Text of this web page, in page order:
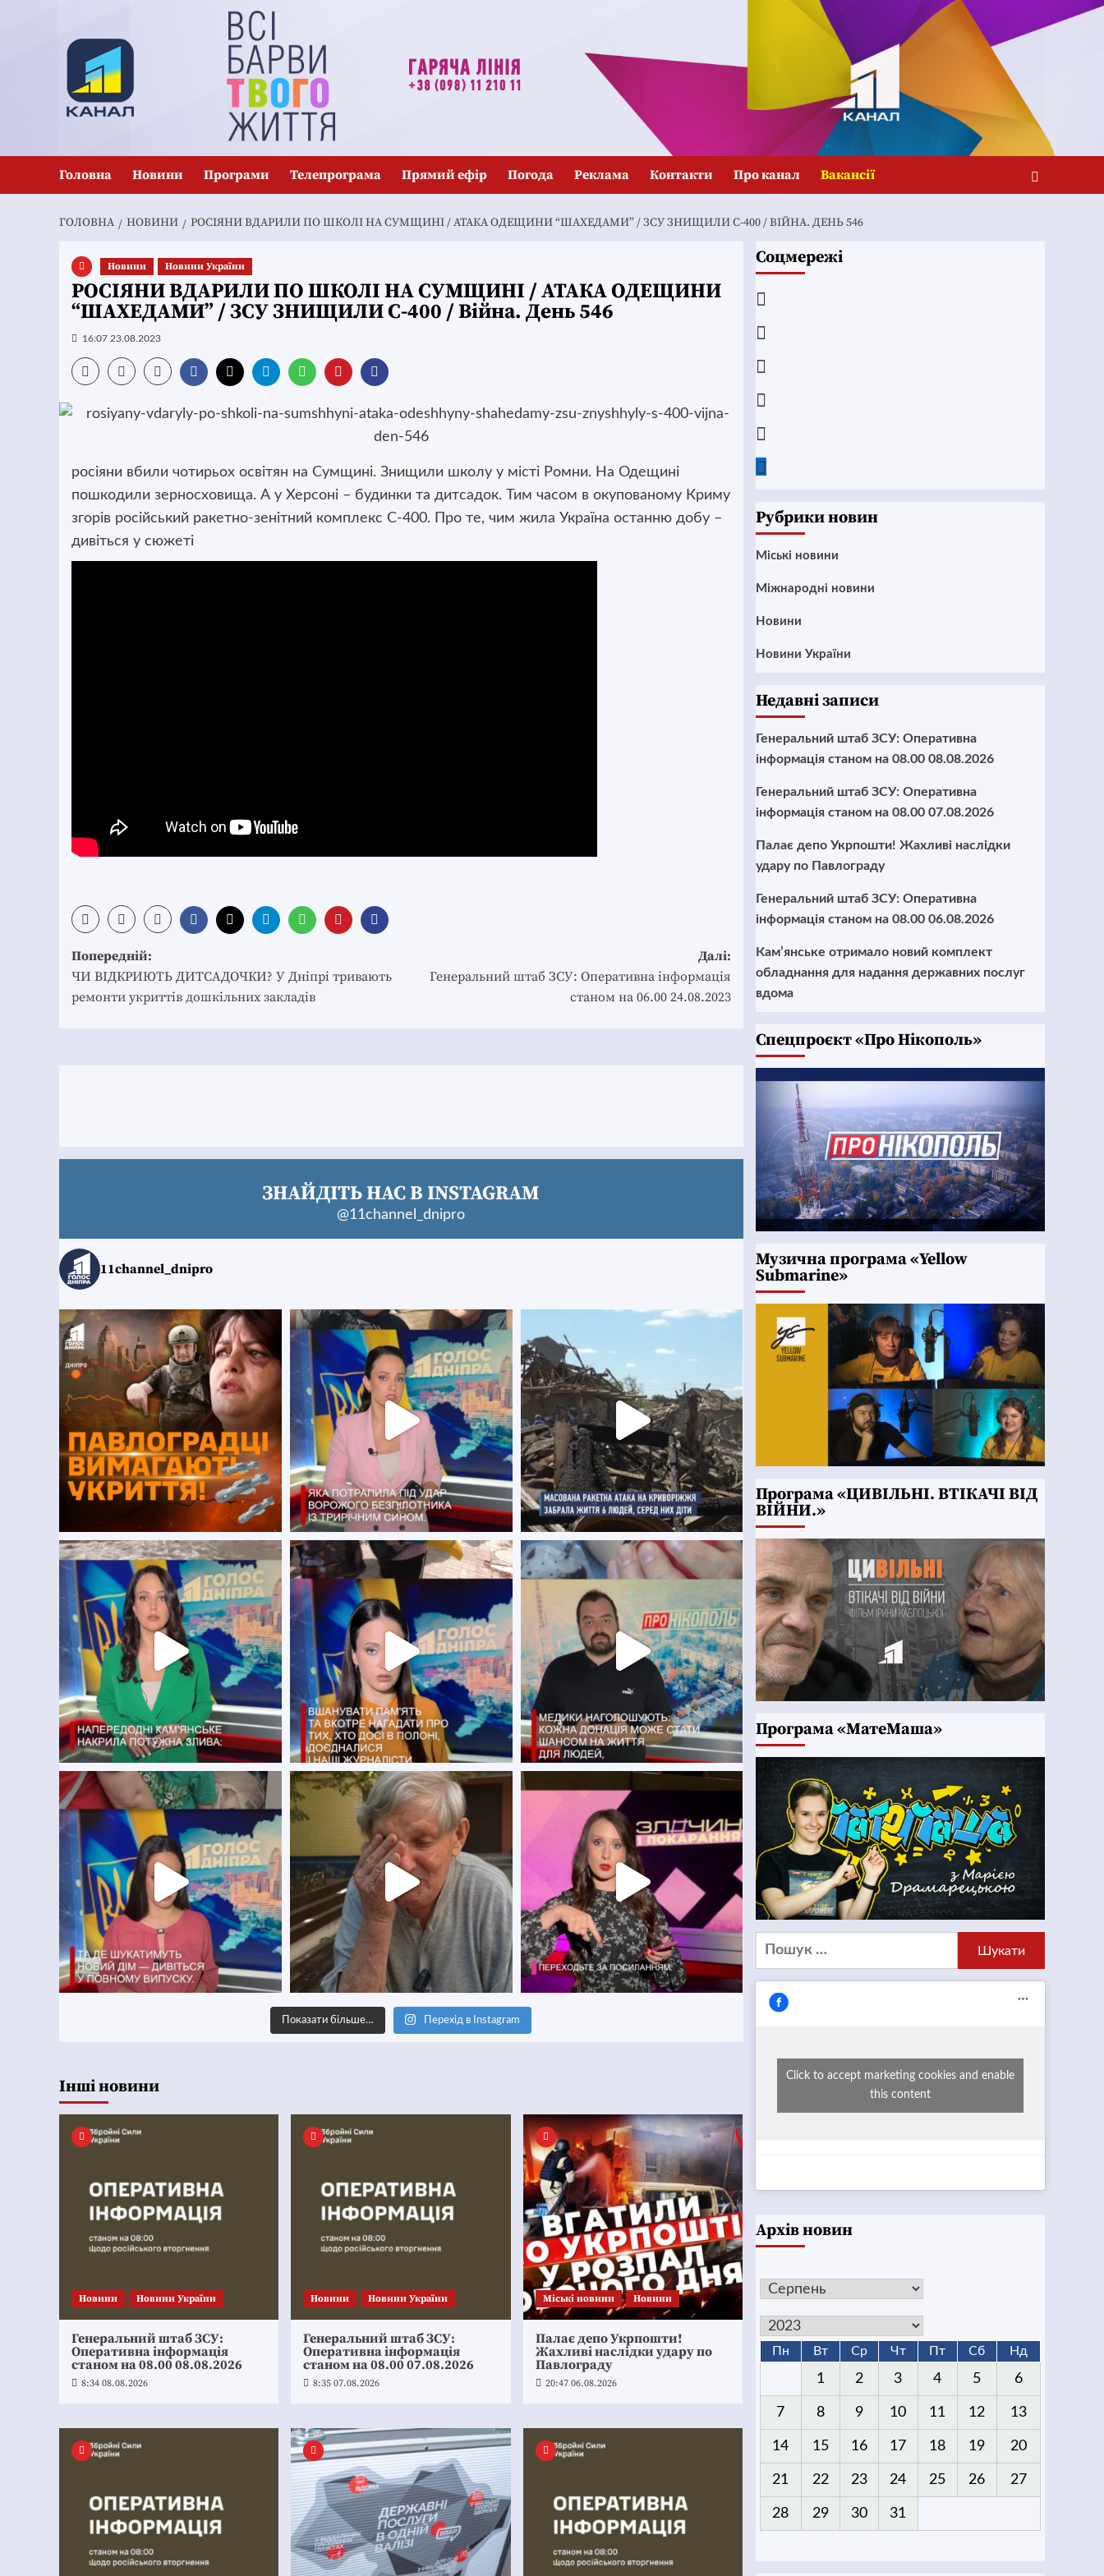
Головна Новини Програми Телепрограма Прямий ефір Погода Реклама Контакти Про канал Вакансії
ГОЛОВНА НОВИНИ РОСІЯНИ ВДАРИЛИ ПО ШКОЛІ НА СУМЩИНІ / АТАКА ОДЕЩИНИ “ШАХЕДАМИ” / ЗСУ ЗНИЩИЛИ С-400 / ВІЙНА. ДЕНЬ 546
Новини Новини України
РОСІЯНИ ВДАРИЛИ ПО ШКОЛІ НА СУМЩИНІ / АТАКА ОДЕЩИНИ
“ШАХЕДАМИ” / ЗСУ ЗНИЩИЛИ С-400 / Війна. День 546
16:07 23.08.2023
росіяни вбили чотирьох освітян на Сумщині. Знищили школу у місті Ромни. На Одещині
пошкодили зерносховища. А у Херсоні – будинки та дитсадок. Тим часом в окупованому Криму
згорів російський ракетно-зенітний комплекс С-400. Про те, чим жила Україна останню добу –
дивіться у сюжеті
Post
navigation
Попередній:
ЧИ ВІДКРИЮТЬ ДИТСАДОЧКИ? У Дніпрі тривають
ремонти укриттів дошкільних закладів
Далі:
Генеральний штаб ЗСУ: Оперативна інформація
станом на 06.00 24.08.2023
ЗНАЙДІТЬ НАС В INSTAGRAM
@11channel_dnipro
11channel_dnipro
Показати більше… Перехід в Instagram
Інші новини
Новини Новини України
Генеральний штаб ЗСУ:
Оперативна інформація
станом на 08.00 08.08.2026
8:34 08.08.2026
Новини Новини України
Генеральний штаб ЗСУ:
Оперативна інформація
станом на 08.00 07.08.2026
8:35 07.08.2026
Mіські новини Новини
Палає депо Укрпошти!
Жахливі наслідки удару по
Павлограду
20:47 06.08.2026
Соцмережі
Рубрики новин
Mіські новини
Міжнародні новини
Новини
Новини України
Недавні записи
Генеральний штаб ЗСУ: Оперативна
інформація станом на 08.00 08.08.2026
Генеральний штаб ЗСУ: Оперативна
інформація станом на 08.00 07.08.2026
Палає депо Укрпошти! Жахливі наслідки
удару по Павлограду
Генеральний штаб ЗСУ: Оперативна
інформація станом на 08.00 06.08.2026
Кам’янське отримало новий комплект
обладнання для надання державних послуг
вдома
Cпецпроєкт «Про Нікополь»
Музична програма «Yellow
Submarine»
Програма «ЦИВІЛЬНІ. ВТІКАЧІ ВІД
ВІЙНИ.»
Програма «МатеМаша»
Пошук:
Click to accept marketing cookies and enable
this content
Архів новин
Пн Вт Ср Чт Пт Сб Нд
1 2 3 4 5 6
7 8 9 10 11 12 13
14 15 16 17 18 19 20
21 22 23 24 25 26 27
28 29 30 31